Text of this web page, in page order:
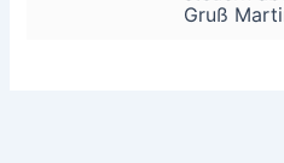
Gruß